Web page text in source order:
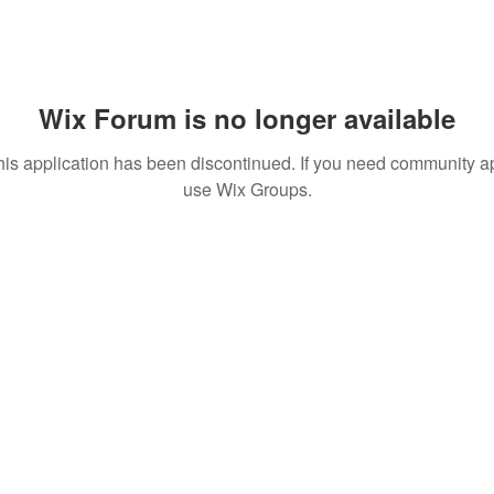
Wix Forum is no longer available
application has been discontinued. If you need community
use Wix Groups.